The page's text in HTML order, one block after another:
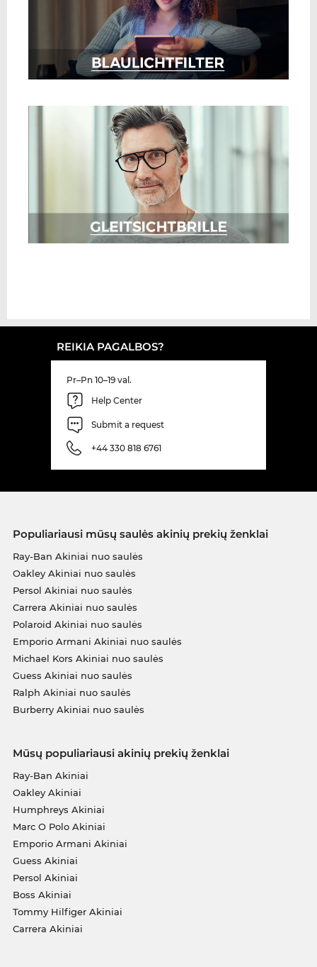
REIKIA PAGALBOS?
Pr–Pn 10–19 val.
Help Center
Submit a request
+44 330 818 6761
Populiariausi mūsų saulės akinių prekių ženklai
Ray-Ban Akiniai nuo saulės
Oakley Akiniai nuo saulės
Persol Akiniai nuo saulės
Carrera Akiniai nuo saulės
Polaroid Akiniai nuo saulės
Emporio Armani Akiniai nuo saulės
Michael Kors Akiniai nuo saulės
Guess Akiniai nuo saulės
Ralph Akiniai nuo saulės
Burberry Akiniai nuo saulės
Mūsų populiariausi akinių prekių ženklai
Ray-Ban Akiniai
Oakley Akiniai
Humphreys Akiniai
Marc O Polo Akiniai
Emporio Armani Akiniai
Guess Akiniai
Persol Akiniai
Boss Akiniai
Tommy Hilfiger Akiniai
Carrera Akiniai